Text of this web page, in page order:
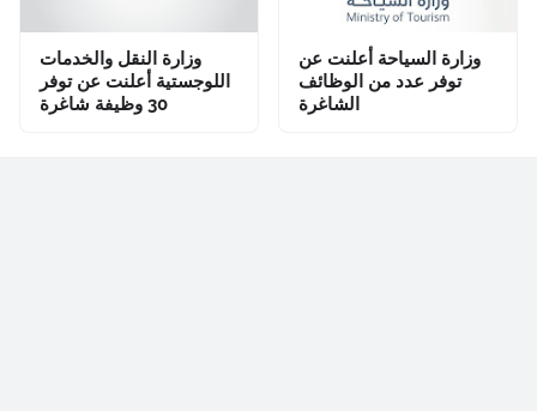
وزارة النقل والخدمات
اللوجستية أعلنت عن توفر
30 وظيفة شاغرة
وزارة السياحة أعلنت عن
توفر عدد من الوظائف
الشاغرة